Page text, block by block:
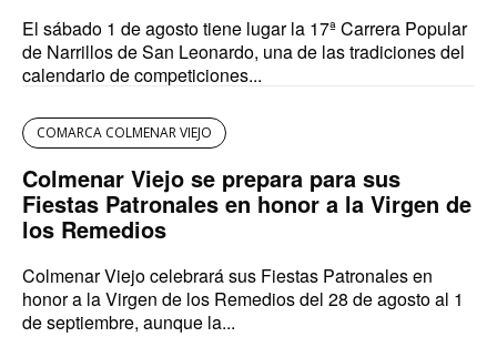
El sábado 1 de agosto tiene lugar la 17ª Carrera Popular
de Narrillos de San Leonardo, una de las tradiciones del
calendario de competiciones...
COMARCA COLMENAR VIEJO
Colmenar Viejo se prepara para sus
Fiestas Patronales en honor a la Virgen de
los Remedios
Colmenar Viejo celebrará sus Fiestas Patronales en
honor a la Virgen de los Remedios del 28 de agosto al 1
de septiembre, aunque la...